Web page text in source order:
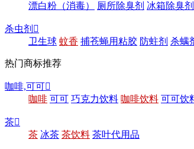
漂白粉（消毒）
厕所除臭剂 冰箱除臭
杀虫剂 
卫生球 蚊香 捕苍蝇用粘胶 防蛀剂 杀螨
热门商标推荐
咖啡,可可
咖啡 可可 巧克力饮料 咖啡饮料 可可饮
茶
茶 冰茶 茶饮料 茶叶代用品